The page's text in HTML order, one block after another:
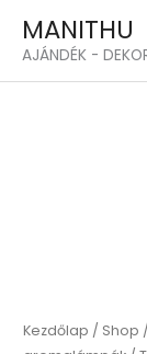
content
MANITHU
AJÁNDÉK -
Kezdőlap / Shop /